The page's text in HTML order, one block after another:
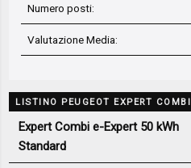
Numero posti:
Valutazione Media:
LISTINO PEUGEOT EXPERT COMBI
Expert Combi e-Expert 50 kWh
Standard